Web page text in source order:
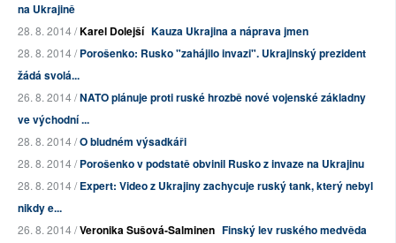
na Ukrajině
28. 8. 2014 /Karel Dolejší Kauza Ukrajina a náprava jmen
28. 8. 2014 /Porošenko: Rusko "zahájilo invazi". Ukrajinský prezident
žádá svolá...
26. 8. 2014 /NATO plánuje proti ruské hrozbě nové vojenské základny
ve východní ...
28. 8. 2014 /O bludném výsadkáři
28. 8. 2014 /Porošenko v podstatě obvinil Rusko z invaze na Ukrajinu
28. 8. 2014 /Expert: Video z Ukrajiny zachycuje ruský tank, který nebyl
nikdy e...
26. 8. 2014 /Veronika Sušová-Salminen Finský lev ruského medvěda